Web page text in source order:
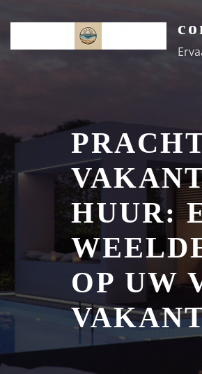
de
HUUR:
OP UW